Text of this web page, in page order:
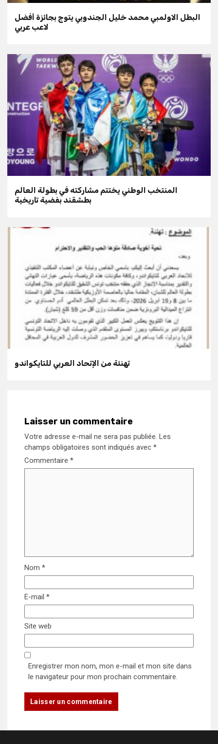
البطل الاولمبي محمد خليل الجندوبي يتوج بجائزة أفضل
لاعب عربي
المنتخب الوطني يختتم مشاركته في بطولة العالم
بطشقند بفضية تاريخية
تهنئة من الإتحاد العربي للتايكواندو
Laisser un commentaire
Votre adresse e-mail ne sera pas publiée. Les
champs obligatoires sont indiqués avec *
Commentaire *
Nom *
E-mail *
Site web
Enregistrer mon nom, mon e-mail et mon site dans
le navigateur pour mon prochain commentaire.